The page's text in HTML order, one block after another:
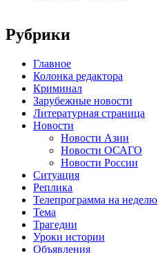
Рубрики
Главное
Колонка редактора
Криминал
Зарубежные новости
Литературная страница
Новости
Новости Азии
Новости ОСАГО
Новости России
Ситуация
Реплика
Телепрограмма на неделю
Тема
Трагедии
Уроки истории
Объявления